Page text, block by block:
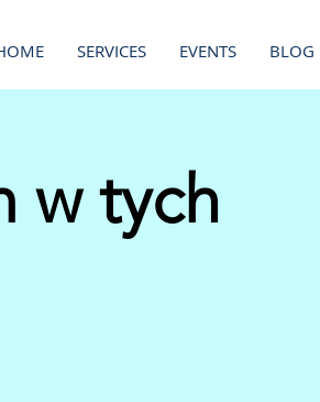
SERVICES EVENTS BLOG
w tych